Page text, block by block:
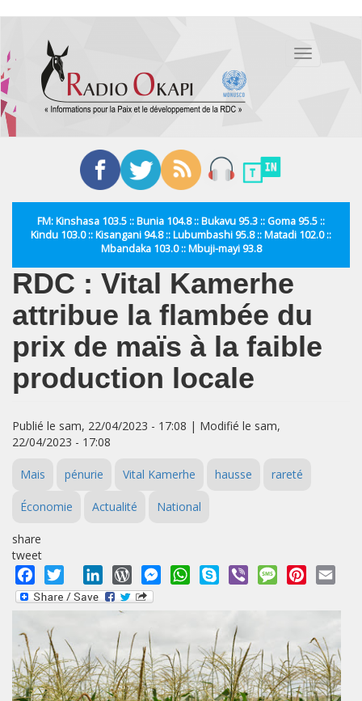
contenu
principal
Toggle
FM: Kinshasa 103.5 :: Bunia 104.8 :: Bukavu 95.3 :: Goma 95.5 ::
Kindu 103.0 :: Kisangani 94.8 :: Lubumbashi 95.8 :: Matadi 102.0 ::
Mbandaka 103.0 :: Mbuji-mayi 93.8
RDC : Vital Kamerhe
attribue la flambée du
prix de maïs à la faible
production locale
Publié le sam, 22/04/2023 - 17:08 | Modifié le sam,
22/04/2023 - 17:08
Mais pénurie Vital Kamerhe hausse rareté
Économie Actualité National
share
tweet
Facebook
Twitter LinkedInWordPressMessengerWhatsApp
Skype Viber MessagePinterest